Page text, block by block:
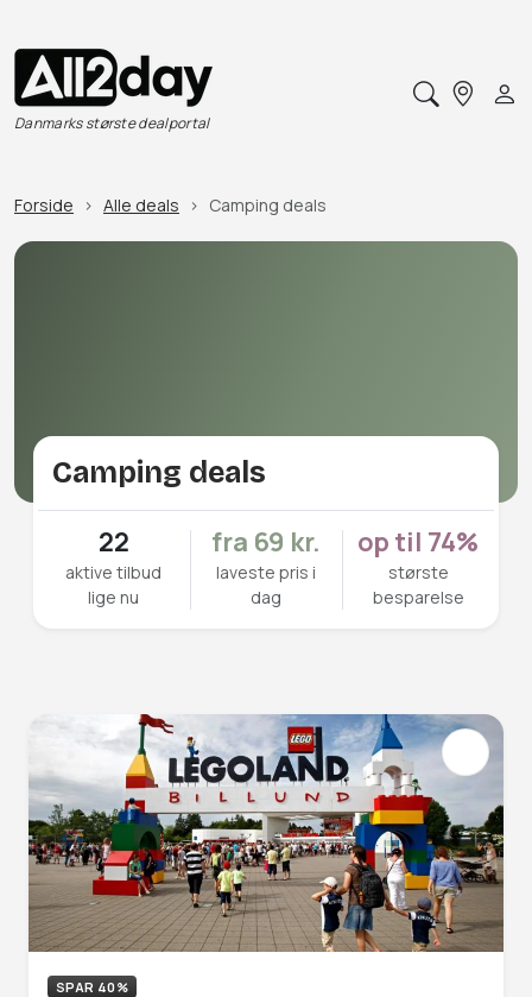
Danmarks største dealportal
Forside Alle deals Camping deals
Camping deals
22
aktive tilbud
lige nu
fra 69 kr.
laveste pris i
dag
op til 74%
største
besparelse
SPAR 40%